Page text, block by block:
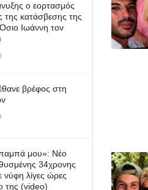
ο εορτασμός
της κατάσβεσης της
Ιωάννη τον
βρέφος στη
μου»: Νέο
34χρονης
λίγες ώρες
της (video)